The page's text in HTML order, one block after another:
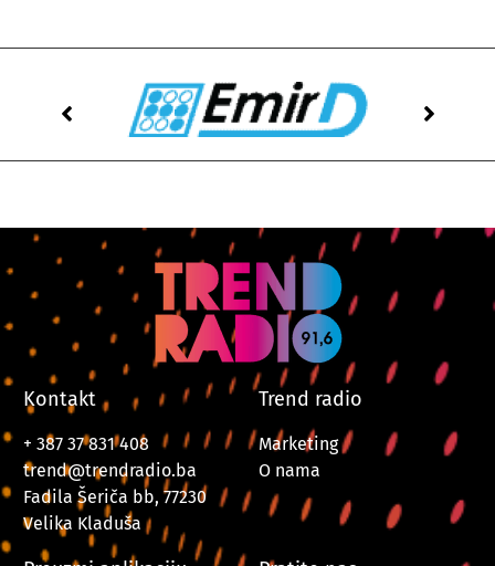
Kontakt
+ 387 37 831 408
trend@trendradio.ba
Fadila Šeriča bb, 77230
Velika Kladuša
Trend radio
Marketing
O nama